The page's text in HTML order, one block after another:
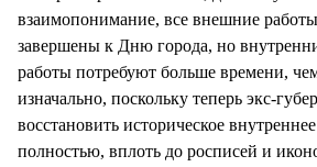
взаимопонимание, все внешние работы
завершены к Дню города, но
работы потребуют больше времени,
изначально, поскольку теперь экс-
восстановить историческое
полностью, вплоть до росписей и